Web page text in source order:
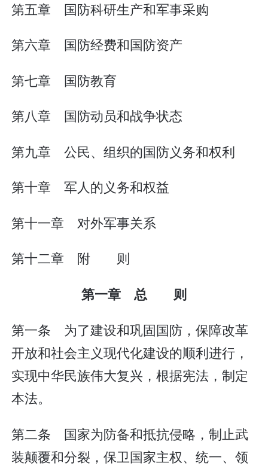
第五章 国防科研生产和军事采购
第六章 国防经费和国防资产
第七章 国防教育
第八章 国防动员和战争状态
第九章 公民、组织的国防义务和权利
第十章 军人的义务和权益
第十一章 对外军事关系
第十二章 附 则
第一章 总 则
第一条 为了建设和巩固国防，保障改革
开放和社会主义现代化建设的顺利进行，
实现中华民族伟大复兴，根据宪法，制定
本法。
第二条 国家为防备和抵抗侵略，制止武
装颠覆和分裂，保卫国家主权、统一、领